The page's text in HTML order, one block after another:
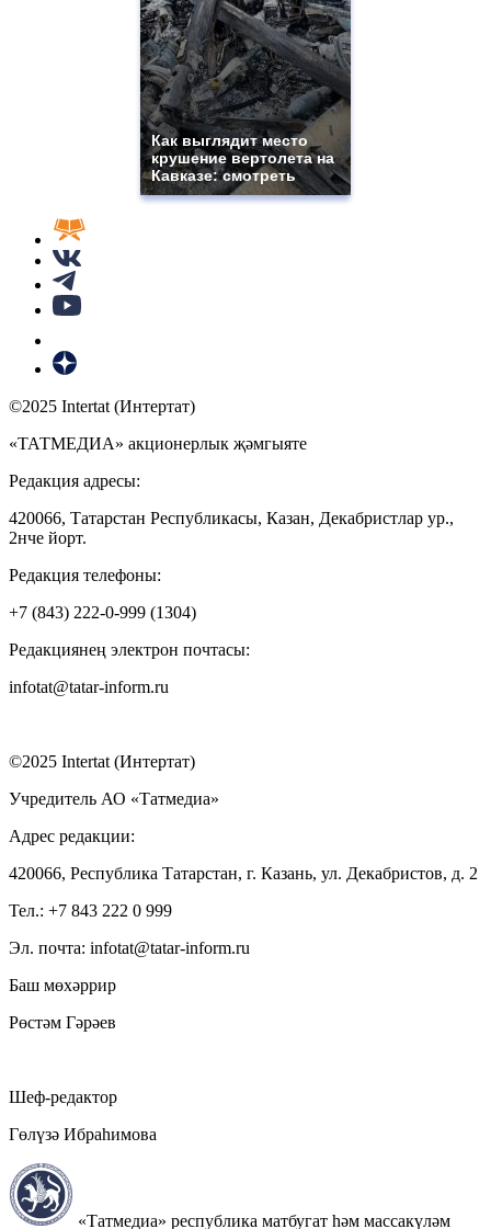
Как выглядит место
крушение вертолета на
Кавказе: смотреть
©2025 Intertat (Интертат)
«ТАТМЕДИА» акционерлык җәмгыяте
Редакция адресы:
420066, Татарстан Республикасы, Казан, Декабристлар ур.,
2нче йорт.
Редакция телефоны:
+7 (843) 222-0-999 (1304)
Редакциянең электрон почтасы:
infotat@tatar-inform.ru
©2025 Intertat (Интертат)
Учредитель АО «Татмедиа»
Адрес редакции:
420066, Республика Татарстан, г. Казань, ул. Декабристов, д. 2
Тел.: +7 843 222 0 999
Эл. почта: infotat@tatar-inform.ru
Баш мөхәррир
Рөстәм Гәрәев
Шеф-редактор
Гөлүзә Ибраһимова
«Татмедиа» республика матбугат һәм массакүләм